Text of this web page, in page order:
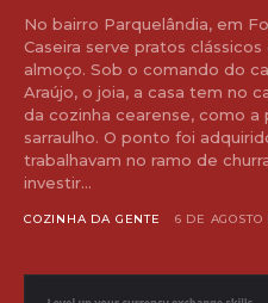
No bairro Parquelândia, em
Caseira serve pratos
almoço. Sob o comando do
Araújo, o joia, a casa tem no
da cozinha cearense, como a
sarraulho. O ponto foi adquirido pelo casa, que já
trabalhavam no ramo de
investir...
COZINHA DA GENTE 6 DE